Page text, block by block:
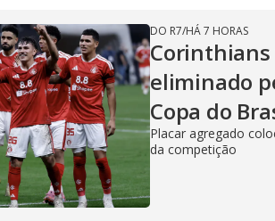
DO R7/HÁ 7 HORAS
Corinthians
eliminado
Copa do
Placar agregado
da competição